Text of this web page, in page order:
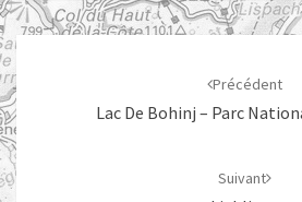
Navigation
d'article
Précédent
Lac De Bohinj – Parc
Suivant